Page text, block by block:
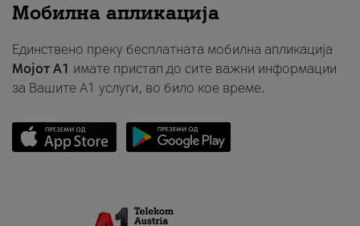
Мобилна апликација
Единствено преку бесплатната мобилна апликација
Мојот A1 имате пристап до сите важни информации
за Вашите A1 услуги, во било кое време.